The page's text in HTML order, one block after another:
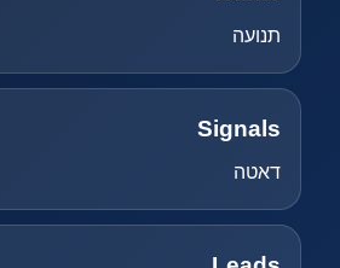
תנועה
Signals
דאטה